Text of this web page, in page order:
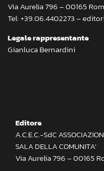
Via Aurelia 796 – 00165
Tel: +39.06.4402273 –
Legale rappresentante
Gianluca Bernardini
Editore
A.C.E.C.-SdC
SALA DELLA COMUNITA’
Via Aurelia 796 – 00165